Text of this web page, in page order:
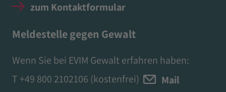
zum Kontaktformular
Meldestelle gegen Gewalt
Wenn Sie bei EVIM Gewalt erfahren haben:
T +49 800 2102106 (kostenfrei) Mail